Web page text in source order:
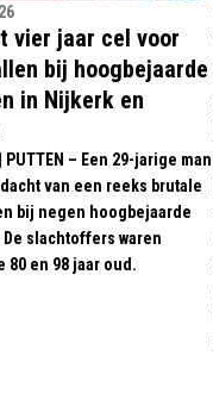
vier jaar cel voor
bij hoogbejaarde
in Nijkerk en
PUTTEN – Een 29-jarige man
van een reeks brutale
bij negen hoogbejaarde
slachtoffers waren
80 en 98 jaar oud.